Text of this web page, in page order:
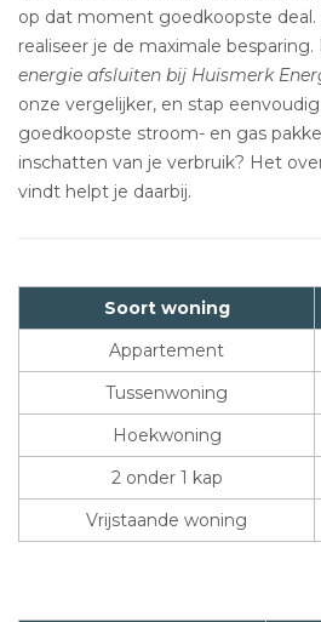
op dat moment goedkoopste deal.
realiseer je de maximale besparing.
energie afsluiten bij Huismerk
onze vergelijker, en stap
goedkoopste stroom- en gas
inschatten van je verbruik? Het
vindt helpt je daarbij.
Soort woning
Appartement
Tussenwoning
Hoekwoning
2 onder 1 kap
Vrijstaande woning